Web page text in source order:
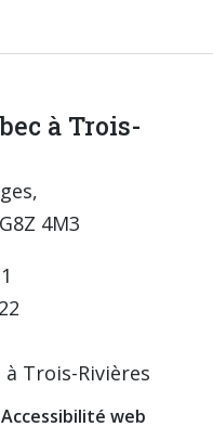
à Trois-
4M3
Trois-Rivières
Accessibilité web